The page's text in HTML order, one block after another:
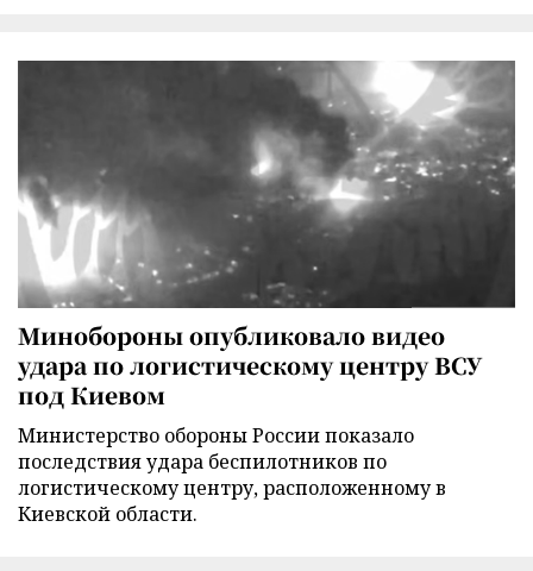
Минобороны опубликовало видео
удара по логистическому центру ВСУ
под Киевом
Министерство обороны России показало
последствия удара беспилотников по
логистическому центру, расположенному в
Киевской области.